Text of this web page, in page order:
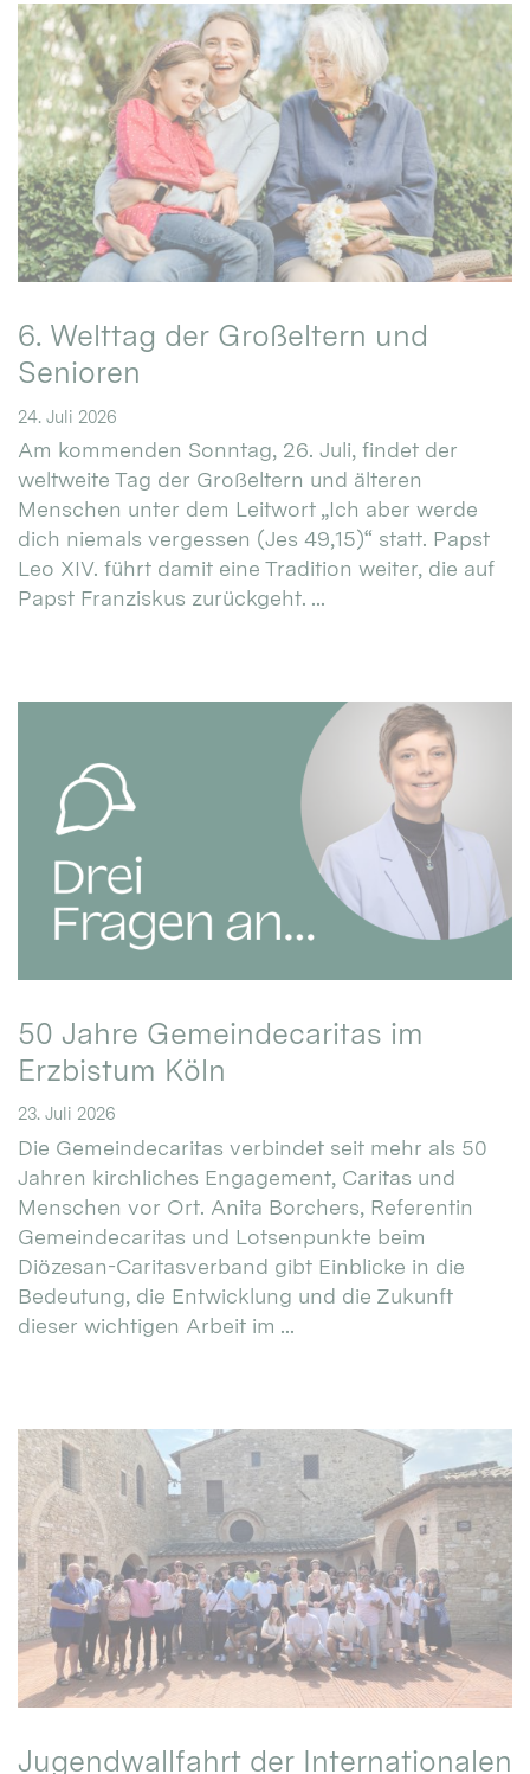
6. Welttag der Großeltern und
Senioren
24. Juli 2026
Am kommenden Sonntag, 26. Juli, findet der
weltweite Tag der Großeltern und älteren
Menschen unter dem Leitwort „Ich aber werde
dich niemals vergessen (Jes 49,15)“ statt. Papst
Leo XIV. führt damit eine Tradition weiter, die auf
Papst Franziskus zurückgeht. ...
50 Jahre Gemeindecaritas im
Erzbistum Köln
23. Juli 2026
Die Gemeindecaritas verbindet seit mehr als 50
Jahren kirchliches Engagement, Caritas und
Menschen vor Ort. Anita Borchers, Referentin
Gemeindecaritas und Lotsenpunkte beim
Diözesan-Caritasverband gibt Einblicke in die
Bedeutung, die Entwicklung und die Zukunft
dieser wichtigen Arbeit im ...
Jugendwallfahrt der Internationalen